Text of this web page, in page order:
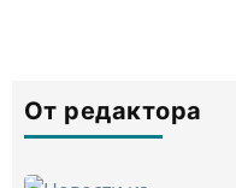
От редактора